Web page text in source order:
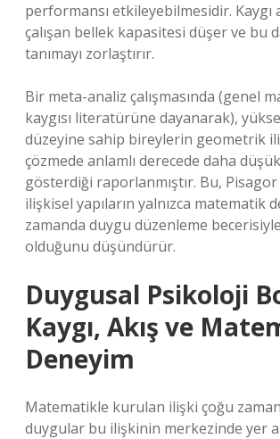
performansı etkileyebilmesidir. Kaygı
çalışan bellek kapasitesi düşer ve bu
tanımayı zorlaştırır.
Bir meta-analiz çalışmasında (genel
kaygısı literatürüne dayanarak),
düzeyine sahip bireylerin geometrik
çözmede anlamlı derecede daha
gösterdiği raporlanmıştır. Bu, Pisagor
ilişkisel yapıların yalnızca matematik
zamanda duygu düzenleme
olduğunu düşündürür.
Duygusal Psikoloji
Kaygı, Akış ve
Deneyim
Matematikle kurulan ilişki çoğu
duygular bu ilişkinin merkezinde yer